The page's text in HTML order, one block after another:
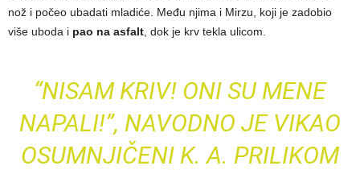
nož i počeo ubadati mladiće. Među njima i Mirzu, koji je zadobio
više uboda i pao na asfalt , dok je krv tekla ulicom.
“NISAM KRIV! ONI SU MENE
NAPALI!”, NAVODNO JE VIKAO
OSUMNJIČENI K. A. PRILIKOM